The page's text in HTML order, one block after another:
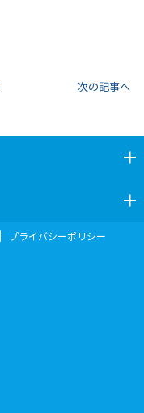
次の記事へ
プライバシーポリシー